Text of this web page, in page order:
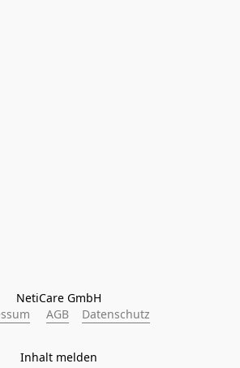
NetiCare GmbH
AGB Datenschutz
Inhalt melden